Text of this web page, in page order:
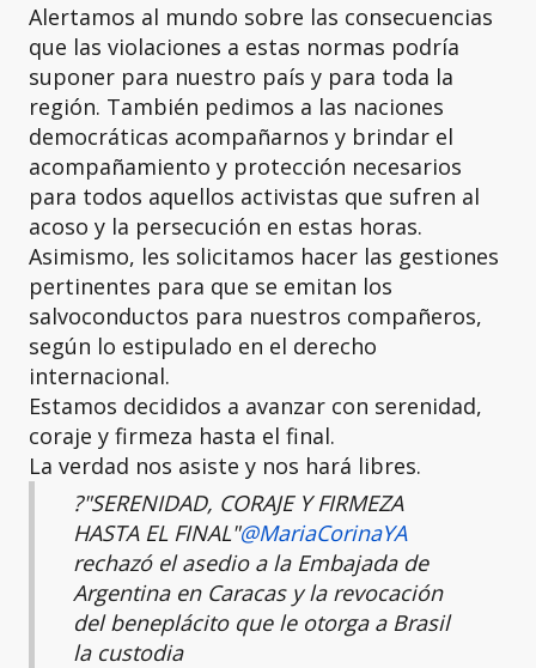
Alertamos al mundo sobre las consecuencias
que las violaciones a estas normas podría
suponer para nuestro país y para toda la
región. También pedimos a las naciones
democráticas acompañarnos y brindar el
acompañamiento y protección necesarios
para todos aquellos activistas que sufren al
acoso y la persecución en estas horas.
Asimismo, les solicitamos hacer las gestiones
pertinentes para que se emitan los
salvoconductos para nuestros compañeros,
según lo estipulado en el derecho
internacional.
Estamos decididos a avanzar con serenidad,
coraje y firmeza hasta el final.
La verdad nos asiste y nos hará libres.
?️"SERENIDAD, CORAJE Y FIRMEZA
HASTA EL FINAL"@MariaCorinaYA
rechazó el asedio a la Embajada de
Argentina en Caracas y la revocación
del beneplácito que le otorga a Brasil
la custodia